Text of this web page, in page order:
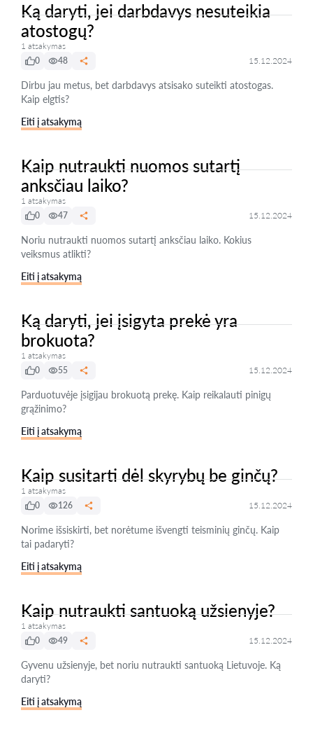
Ką daryti, jei darbdavys nesuteikia
atostogų?
1 atsakymas
0
48 15.12.2024
Dirbu jau metus, bet darbdavys atsisako suteikti atostogas.
Kaip elgtis?
Eiti į atsakymą
Kaip nutraukti nuomos sutartį
anksčiau laiko?
1 atsakymas
0
47 15.12.2024
Noriu nutraukti nuomos sutartį anksčiau laiko. Kokius
veiksmus atlikti?
Eiti į atsakymą
Ką daryti, jei įsigyta prekė yra
brokuota?
1 atsakymas
0
55 15.12.2024
Parduotuvėje įsigijau brokuotą prekę. Kaip reikalauti pinigų
grąžinimo?
Eiti į atsakymą
Kaip susitarti dėl skyrybų be ginčų?
1 atsakymas
0
126 15.12.2024
Norime išsiskirti, bet norėtume išvengti teisminių ginčų. Kaip
tai padaryti?
Eiti į atsakymą
Kaip nutraukti santuoką užsienyje?
1 atsakymas
0
49 15.12.2024
Gyvenu užsienyje, bet noriu nutraukti santuoką Lietuvoje. Ką
daryti?
Eiti į atsakymą